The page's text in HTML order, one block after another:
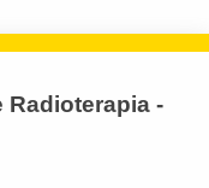
Radioterapia -